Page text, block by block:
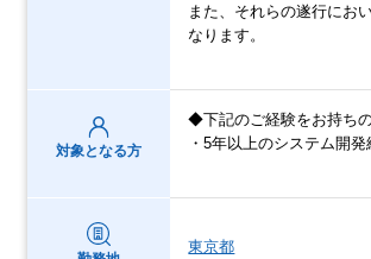
また、それらの遂行にお
なります。
対象となる方
◆下記のご経験をお持ち
・5年以上のシステム開発
東京都